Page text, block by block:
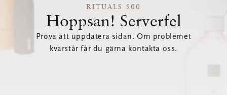
RITUALS 500
Hoppsan! Serverfel
Prova att uppdatera sidan. Om problemet
kvarstår får du gärna kontakta oss.